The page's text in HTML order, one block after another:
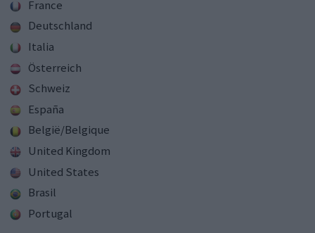
France
Deutschland
Italia
Österreich
Schweiz
España
België/Belgique
United Kingdom
United States
Brasil
Portugal